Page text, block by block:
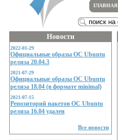
ГЛАВНАЯ
Новости
2022-01-29
Официальные образы ОС Ubuntu
релиза 20.04.3
2021-07-29
Официальные образы ОС Ubuntu
релиза 18.04 (в формате minimal)
2021-07-15
Репозиторий пакетов ОС Ubuntu
релиза 16.04 удален
Все новости